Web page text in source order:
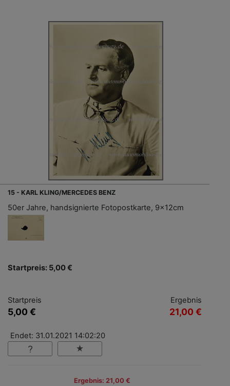
15 - KARL KLING/MERCEDES BENZ
50er Jahre, handsignierte Fotopostkarte, 9x12cm
Startpreis: 5,00 €
Startpreis
5,00 €
Ergebnis
21,00 €
Endet: 31.01.2021 14:02:20
Ergebnis: 21,00 €